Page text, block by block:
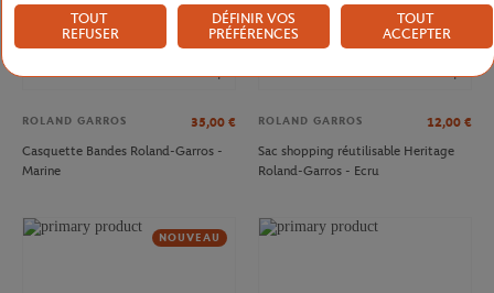
ROLAND GARROS 35,00 €
Casquette Bandes Roland-Garros -
Marine
ROLAND GARROS 12,00 €
Sac shopping réutilisable Heritage
Roland-Garros - Ecru
NOUVEAU
TOUT
REFUSER
DÉFINIR VOS
PRÉFÉRENCES
TOUT
ACCEPTER